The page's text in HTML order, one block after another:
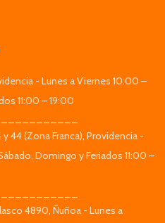
- Lunes a Viernes 10:00 –
11:00 – 19:00
44 (Zona Franca), Providencia -
Domingo y Feriados 11:00 –
4890, Ñuñoa - Lunes a